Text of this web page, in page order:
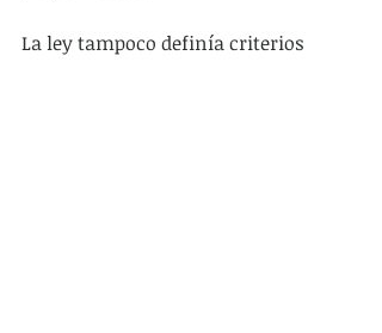
La ley tampoco definía criterios